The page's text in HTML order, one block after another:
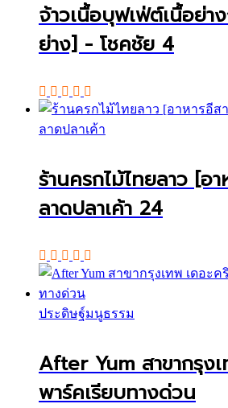
จ้าวเนื้อบุฟเฟ่ต์เนื้อย่า
ย่าง] - โชคชัย 4
ลาดปลาเค้า
ร้านครกไม้ไทยลาว [อ
ลาดปลาเค้า 24
ประดิษฐ์มนูธรรม
After Yum สาขากรุง
พาร์คเรียบทางด่วน